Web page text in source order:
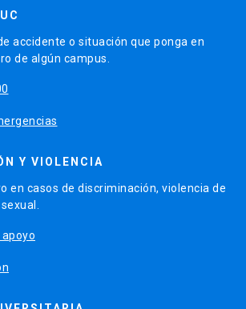
accidente o situación que ponga en
de algún campus.
Y VIOLENCIA
en casos de discriminación, violencia de